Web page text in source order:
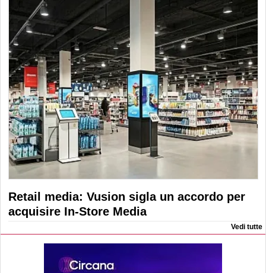
Retail media: Vusion sigla un accordo per
acquisire In-Store Media
Vedi tutte